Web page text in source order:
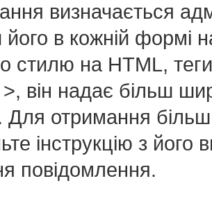
визначається
його в кожній формі
стилю на HTML,
>, він надає більш
Для отримання
інструкцію з його
повідомлення.